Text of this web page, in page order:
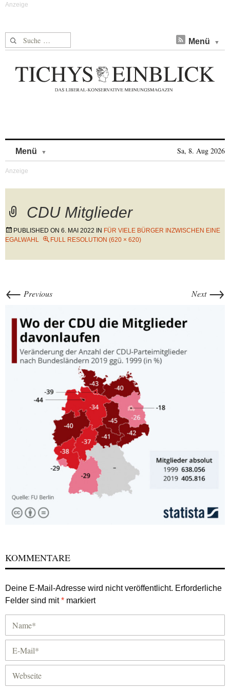
Suche nach: Menü
Menü Sa, 8. Aug 2026
CDU Mitglieder
PUBLISHED ON 6. MAI 2022 IN FÜR VIELE BÜRGER INZWISCHEN EINE
EGALWAHL
FULL RESOLUTION (620 × 620)
← Previous Next →
KOMMENTARE
Deine E-Mail-Adresse wird nicht veröffentlicht. Erforderliche
Felder sind mit* markiert